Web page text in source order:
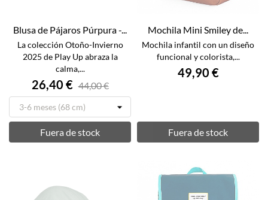
Blusa de Pájaros Púrpura -...
La colección Otoño-Invierno
2025 de Play Up abraza la
calma,...
26,40 € 44,00 €
Fuera de stock
Mochila Mini Smiley de...
Mochila infantil con un diseño
funcional y colorista,...
49,90 €
Fuera de stock